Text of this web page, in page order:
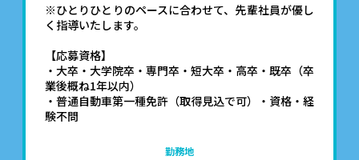
※ひとりひとりのペースに合わせて、先輩社員が優し
く指導いたします。
【応募資格】
・大卒・大学院卒・専門卒・短大卒・高卒・既卒（卒
業後概ね1年以内）
・普通自動車第一種免許（取得見込で可）・資格・経
験不問
勤務地